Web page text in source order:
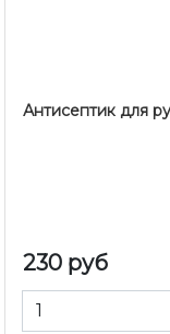
Антисептик для
230 руб